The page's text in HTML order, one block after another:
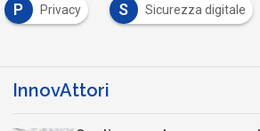
P Privacy S Sicurezza digitale
InnovAttori